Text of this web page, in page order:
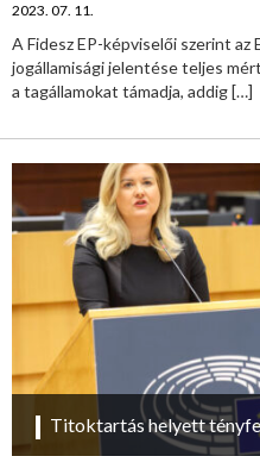
2023. 07. 11.
A Fidesz EP-képviselői szerint
jogállamisági jelentése teljes
a tagállamokat támadja, addig[…]
Titoktartás helyett